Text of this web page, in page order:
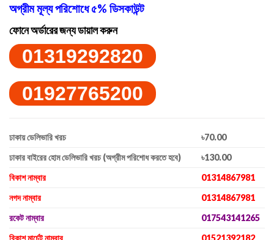
অগ্রীম মূল্য পরিশোধে ৫% ডিসকাউন্ট
ফোনে অর্ডারের জন্য ডায়াল করুন
01319292820
01927765200
ঢাকায় ডেলিভারি খরচ
৳70.00
ঢাকার বাইরের হোম ডেলিভারি খরচ (অগ্রীম পরিশোধ করতে হবে)
৳130.00
বিকাশ নাম্বার
01314867981
নগদ নাম্বার
01314867981
রকেট নাম্বার
017543141265